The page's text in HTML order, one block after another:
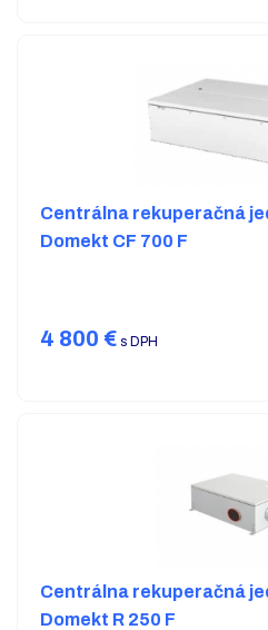
Centrálna rekuperačná
Domekt CF 700 F
4 800 € s DPH
Centrálna rekuperačná
Domekt R 250 F